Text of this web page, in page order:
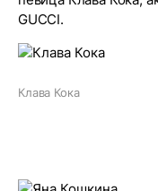
GUCCI.
Клава Кока